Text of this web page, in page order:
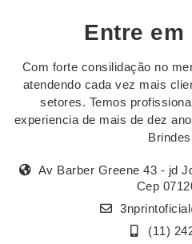
Entre em
Com forte consilidação no
atendendo cada vez mais
setores. Temos
experiencia de mais de dez
Av Barber Greene 43 - jd
Cep
(11)